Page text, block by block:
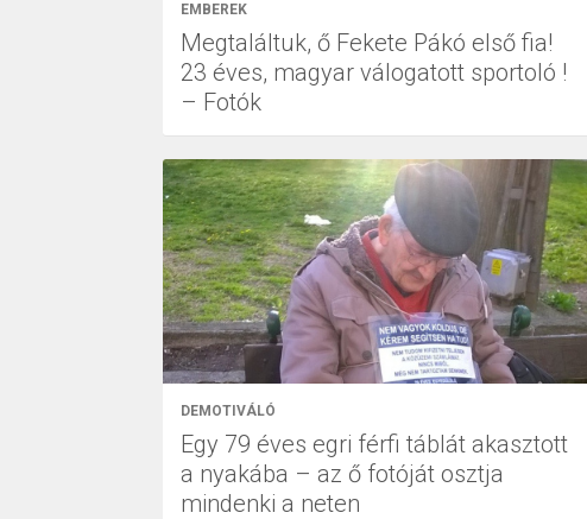
EMBEREK
Megtaláltuk, ő Fekete Pákó első fia!
23 éves, magyar válogatott sportoló !
– Fotók
DEMOTIVÁLÓ
Egy 79 éves egri férfi táblát akasztott
a nyakába – az ő fotóját osztja
mindenki a neten